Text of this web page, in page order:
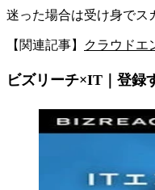
迷った場合は受け身でス
【関連記事】 クラウドエ
ビズリーチ×IT｜登録